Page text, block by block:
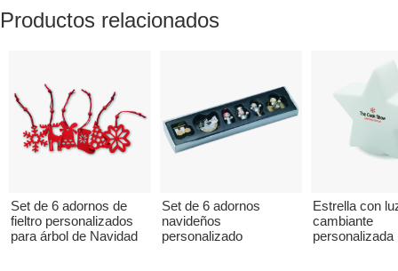
Productos relacionados
Set de 6 adornos de
fieltro personalizados
para árbol de Navidad
Set de 6 adornos
navideños
personalizado
Estrella con
cambiante
personalizada